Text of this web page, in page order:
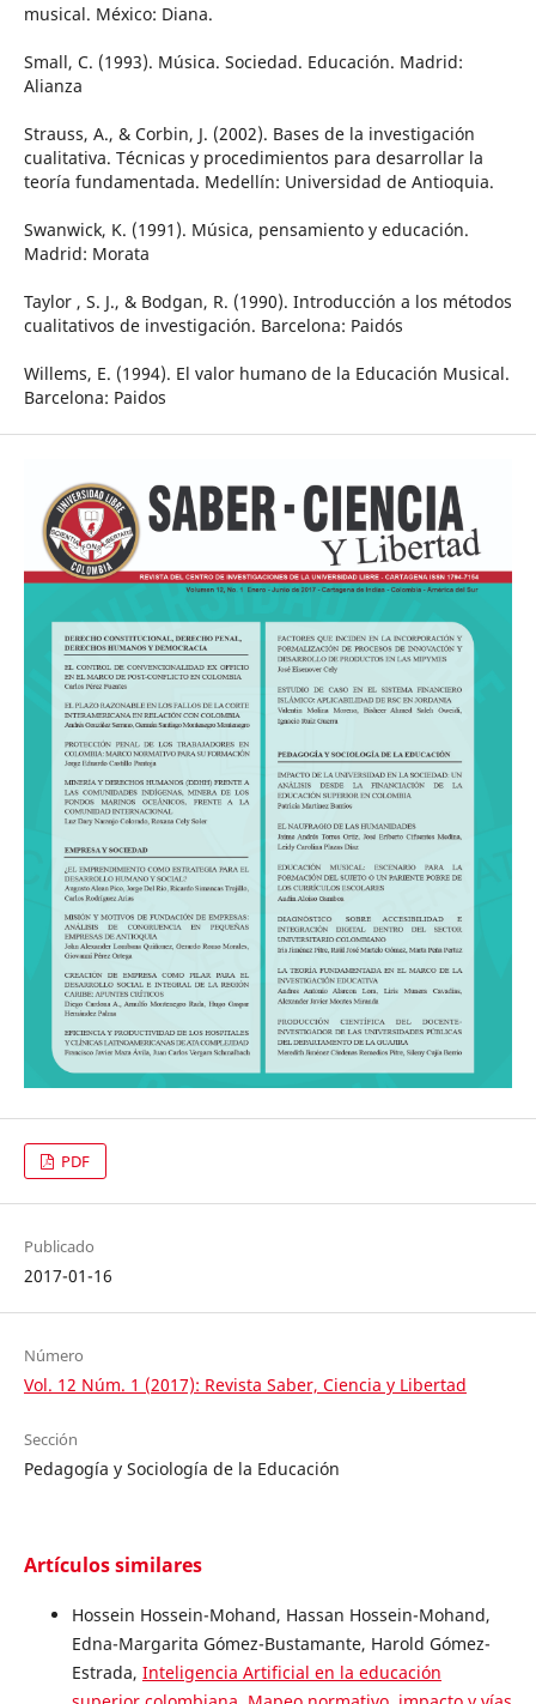
musical. México: Diana.
Small, C. (1993). Música. Sociedad. Educación. Madrid:
Alianza
Strauss, A., & Corbin, J. (2002). Bases de la investigación
cualitativa. Técnicas y procedimientos para desarrollar la
teoría fundamentada. Medellín: Universidad de Antioquia.
Swanwick, K. (1991). Música, pensamiento y educación.
Madrid: Morata
Taylor , S. J., & Bodgan, R. (1990). Introducción a los métodos
cualitativos de investigación. Barcelona: Paidós
Willems, E. (1994). El valor humano de la Educación Musical.
Barcelona: Paidos
PDF
Publicado
2017-01-16
Número
Vol. 12 Núm. 1 (2017): Revista Saber, Ciencia y Libertad
Sección
Pedagogía y Sociología de la Educación
Artículos similares
Hossein Hossein-Mohand, Hassan Hossein-Mohand,
Edna-Margarita Gómez-Bustamante, Harold Gómez-
Estrada, Inteligencia Artificial en la educación